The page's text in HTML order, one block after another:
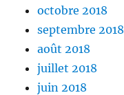
octobre 2018
septembre 2018
août 2018
juillet 2018
juin 2018